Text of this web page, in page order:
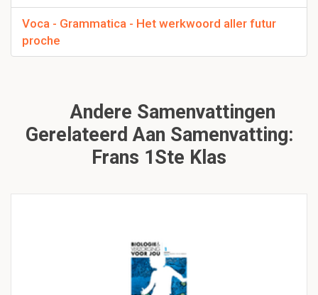
Voca - Grammatica - Het werkwoord aller futur
proche
Andere Samenvattingen
Gerelateerd Aan Samenvatting:
Frans 1Ste Klas